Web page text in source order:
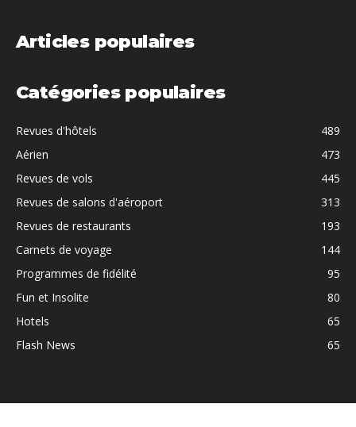
Articles populaires
Catégories populaires
Revues d'hôtels
489
Aérien
473
Revues de vols
445
Revues de salons d'aéroport
313
Revues de restaurants
193
Carnets de voyage
144
Programmes de fidélité
95
Fun et Insolite
80
Hotels
65
Flash News
65